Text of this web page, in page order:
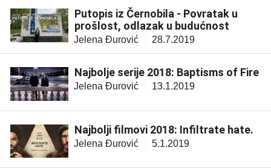
Putopis iz Černobila - Povratak u
prošlost, odlazak u budućnost
Jelena Đurović 28.7.2019
Najbolje serije 2018: Baptisms of Fire
Jelena Đurović 13.1.2019
Najbolji filmovi 2018: Infiltrate hate.
Jelena Đurović 5.1.2019